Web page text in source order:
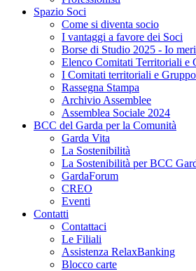
Spazio Soci
Come si diventa socio
I vantaggi a favore dei Soci
Borse di Studio 2025 - Io
Elenco Comitati Territoriali e
I Comitati territoriali e
Rassegna Stampa
Archivio Assemblee
Assemblea Sociale 2024
BCC del Garda per la Comunità
Garda Vita
La Sostenibilità
La Sostenibilità per BCC
GardaForum
CREO
Eventi
Contatti
Contattaci
Le Filiali
Assistenza RelaxBanking
Blocco carte